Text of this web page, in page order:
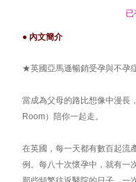
● 內文簡介
★英國亞馬遜暢銷受孕與不孕
當成為父母的路比想像中漫長
Room）陪你一起走。
在英國，每一天都有數百起流
例。每八十次懷孕中，就有一